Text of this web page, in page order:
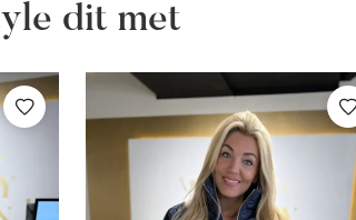
dit met